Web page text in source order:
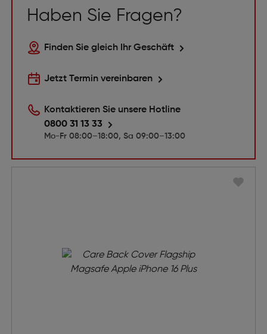
Haben Sie Fragen?
Finden Sie gleich Ihr Geschäft
Jetzt Termin vereinbaren
Kontaktieren Sie unsere Hotline
0800 31 13 33
Mo-Fr 08:00–18:00, Sa 09:00–13:00